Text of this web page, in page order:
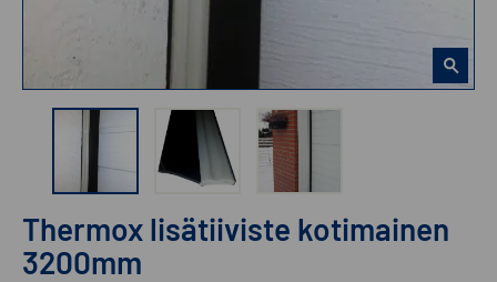
Thermox lisätiiviste kotimainen
3200mm